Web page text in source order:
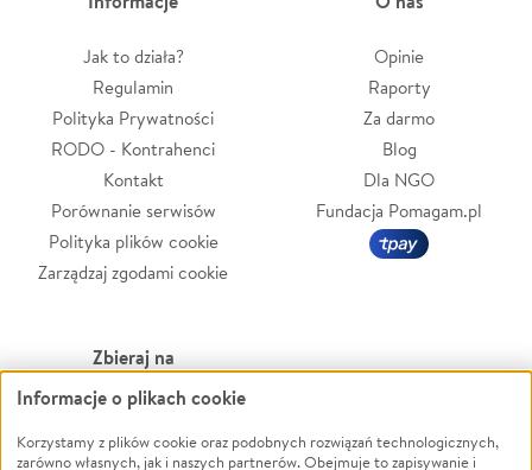
Jak to działa?
Regulamin
Polityka Prywatności
RODO - Kontrahenci
Kontakt
Porównanie serwisów
Polityka plików cookie
Zarządzaj zgodami cookie
Opinie
Raporty
Za darmo
Blog
Dla NGO
Fundacja Pomagam.pl
Zbieraj na
Leczenie
Zwierzęta
Powódź
Informacje o plikach cookie
Korzystamy z plików cookie oraz podobnych rozwiązań technologicznych,
zarówno własnych, jak i naszych partnerów. Obejmuje to zapisywanie i